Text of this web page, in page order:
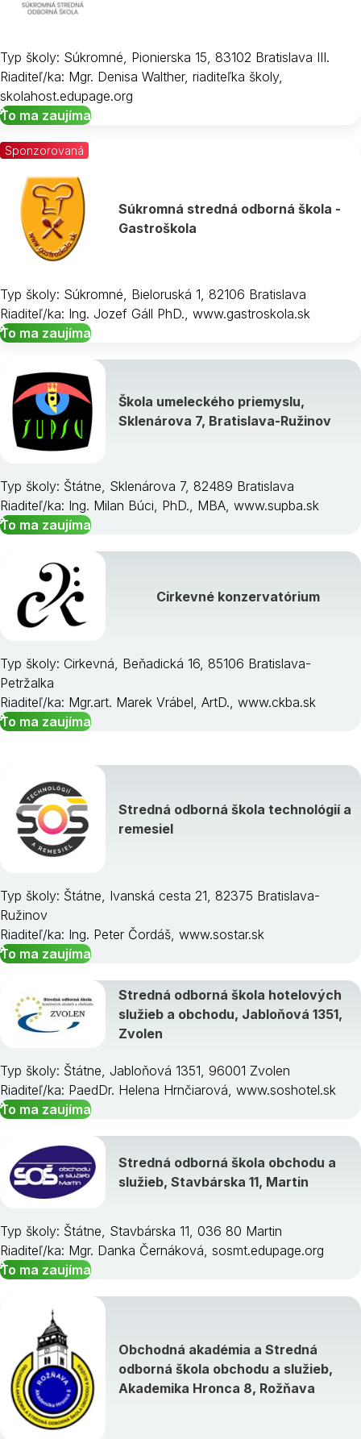
Typ školy: Súkromné, Pionierska 15, 83102 Bratislava III.
Riaditeľ/ka: Mgr. Denisa Walther, riaditeľka školy,
skolahost.edupage.org
To ma zaujíma
Sponzorovaná
Súkromná stredná odborná škola -
Gastroškola
Typ školy: Súkromné, Bieloruská 1, 82106 Bratislava
Riaditeľ/ka: Ing. Jozef Gáll PhD., www.gastroskola.sk
To ma zaujíma
Škola umeleckého priemyslu,
Sklenárova 7, Bratislava-Ružinov
Typ školy: Štátne, Sklenárova 7, 82489 Bratislava
Riaditeľ/ka: Ing. Milan Búci, PhD., MBA, www.supba.sk
To ma zaujíma
Cirkevné konzervatórium
Typ školy: Cirkevná, Beňadická 16, 85106 Bratislava-
Petržalka
Riaditeľ/ka: Mgr.art. Marek Vrábel, ArtD., www.ckba.sk
To ma zaujíma
Stredná odborná škola technológií a
remesiel
Typ školy: Štátne, Ivanská cesta 21, 82375 Bratislava-
Ružinov
Riaditeľ/ka: Ing. Peter Čordáš, www.sostar.sk
To ma zaujíma
Stredná odborná škola hotelových
služieb a obchodu, Jabloňová 1351,
Zvolen
Typ školy: Štátne, Jabloňová 1351, 96001 Zvolen
Riaditeľ/ka: PaedDr. Helena Hrnčiarová, www.soshotel.sk
To ma zaujíma
Stredná odborná škola obchodu a
služieb, Stavbárska 11, Martin
Typ školy: Štátne, Stavbárska 11, 036 80 Martin
Riaditeľ/ka: Mgr. Danka Černáková, sosmt.edupage.org
To ma zaujíma
Obchodná akadémia a Stredná
odborná škola obchodu a služieb,
Akademika Hronca 8, Rožňava